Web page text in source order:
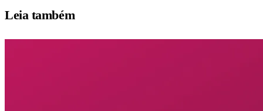
Leia também